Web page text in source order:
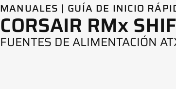
MANUALES | GUÍA DE INICIO
CORSAIR RMx
FUENTES DE ALIMENTACIÓN